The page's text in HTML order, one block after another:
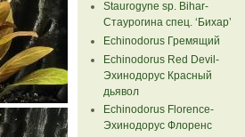
Staurogyne sp. Bihar-
Стаурогина спец. ‘Бихар’
Echinodorus Гремящий
Echinodorus Red Devil-
Эхинодорус Красный
дьявол
Echinodorus Florence-
Эхинодорус Флоренс